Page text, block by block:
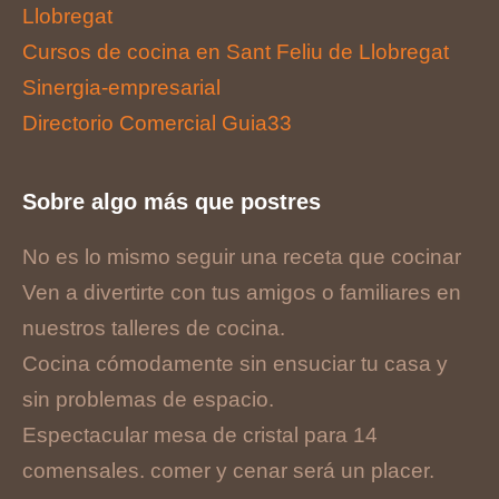
Llobregat
Cursos de cocina en Sant Feliu de Llobregat
Sinergia-empresarial
Directorio Comercial Guia33
Sobre algo más que postres
No es lo mismo seguir una receta que cocinar
Ven a divertirte con tus amigos o familiares en
nuestros talleres de cocina.
Cocina cómodamente sin ensuciar tu casa y
sin problemas de espacio.
Espectacular mesa de cristal para 14
comensales. comer y cenar será un placer.